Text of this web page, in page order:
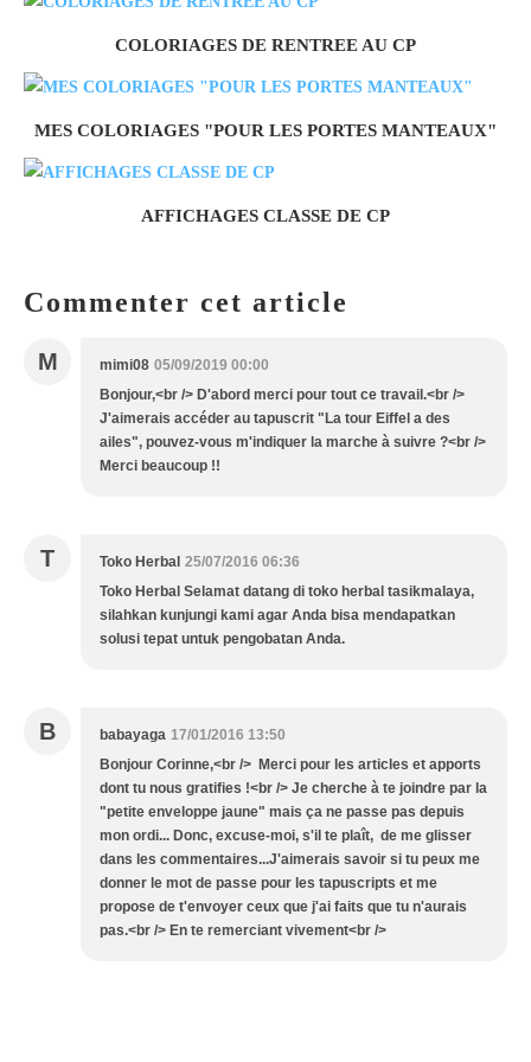
COLORIAGES DE RENTREE AU CP
MES COLORIAGES "POUR LES PORTES MANTEAUX"
AFFICHAGES CLASSE DE CP
Commenter cet article
M mimi08 05/09/2019 00:00
Bonjour,<br /> D'abord merci pour tout ce travail.<br />
J'aimerais accéder au tapuscrit "La tour Eiffel a des
ailes", pouvez-vous m'indiquer la marche à suivre ?<br />
Merci beaucoup !!
T Toko Herbal 25/07/2016 06:36
Toko Herbal Selamat datang di toko herbal tasikmalaya,
silahkan kunjungi kami agar Anda bisa mendapatkan
solusi tepat untuk pengobatan Anda.
B babayaga 17/01/2016 13:50
Bonjour Corinne,<br /> Merci pour les articles et apports
dont tu nous gratifies !<br /> Je cherche à te joindre par la
"petite enveloppe jaune" mais ça ne passe pas depuis
mon ordi... Donc, excuse-moi, s'il te plaît, de me glisser
dans les commentaires...J'aimerais savoir si tu peux me
donner le mot de passe pour les tapuscripts et me
propose de t'envoyer ceux que j'ai faits que tu n'aurais
pas.<br /> En te remerciant vivement<br />